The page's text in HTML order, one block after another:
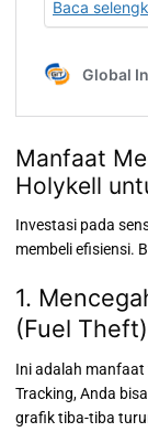
Manfaat
Holykell
Investasi pada
membeli efisiensi.
1.
(Fuel Theft)
Ini adalah manfaat
Tracking, Anda
grafik tiba-tiba